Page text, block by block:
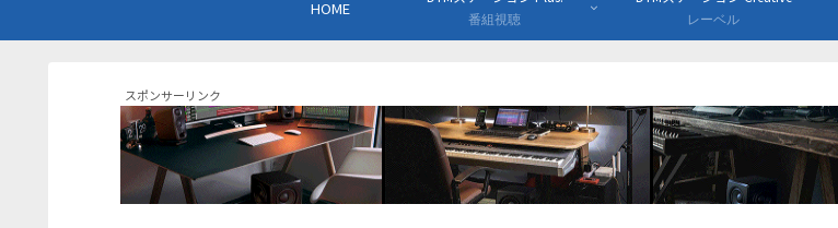
HOME
番組視聴
レーベル
スポンサーリンク